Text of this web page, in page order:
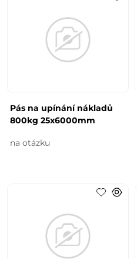
Pás na upínání nákladů
800kg 25x6000mm
na otázku